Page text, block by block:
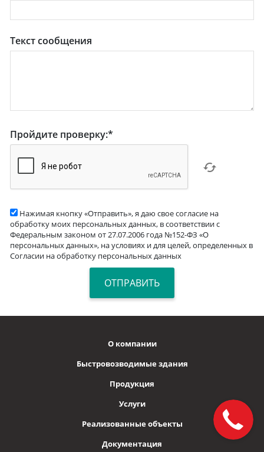
Текст сообщения
Пройдите проверку:*
Нажимая кнопку «Отправить», я даю свое согласие на
обработку моих персональных данных, в соответствии с
Федеральным законом от 27.07.2006 года №152-ФЗ «О
персональных данных», на условиях и для целей, определенных в
Согласии на обработку персональных данных
О компании
Быстровозводимые здания
Продукция
Услуги
Реализованные объекты
Документация